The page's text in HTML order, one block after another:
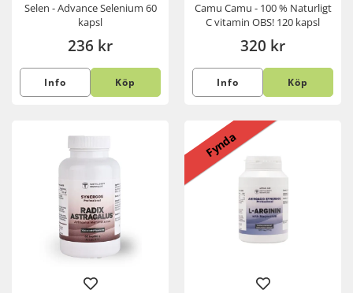
Selen - Advance Selenium 60
kapsl
236 kr
Info Köp
Camu Camu - 100 % Naturligt
C vitamin OBS! 120 kapsl
320 kr
Info Köp
Fynda